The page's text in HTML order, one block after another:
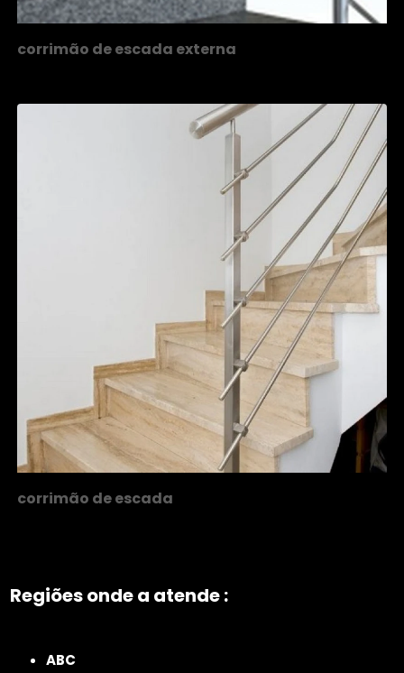
corrimão de escada externa
corrimão de escada
Regiões onde a atende :
ABC